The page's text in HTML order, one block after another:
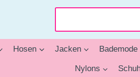
Hosen Jacken Bademode
Nylons